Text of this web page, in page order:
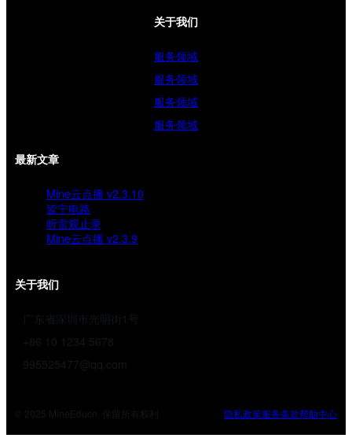
关于我们
服务领域
服务领域
服务领域
服务领域
最新文章
Mine云点播 v2.3.10
皆宁电路
听雷观止录
Mine云点播 v2.3.9
关于我们
广东省深圳市光明街1号
+86 10 1234 5678
995525477@qq.com
© 2025 MineEducn. 保留所有权利 隐私政策服务条款帮助中心